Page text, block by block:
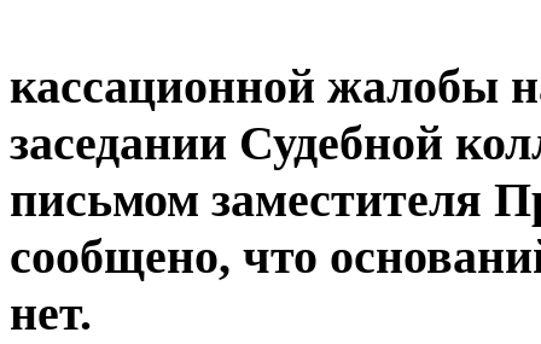
кассационной жалобы
заседании Судебной
письмом заместителя
сообщено, что
нет.